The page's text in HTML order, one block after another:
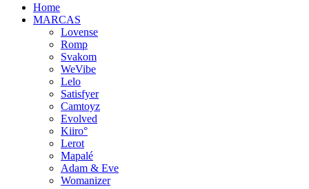
Home
MARCAS
Lovense
Romp
Svakom
WeVibe
Lelo
Satisfyer
Camtoyz
Evolved
Kiiro°
Lerot
Mapalé
Adam & Eve
Womanizer